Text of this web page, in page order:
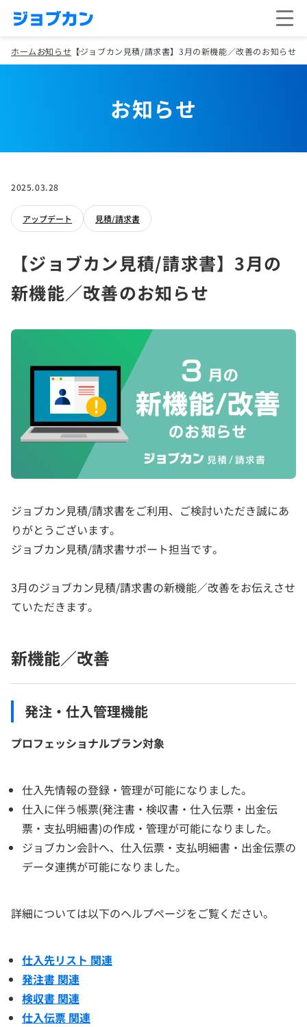
ホームお知らせ 【ジョブカン見積/請求書】3月の新機能／改善のお知らせ
お知らせ
2025.03.28
アップデート 見積/請求書
【ジョブカン見積/請求書】3月の
新機能／改善のお知らせ
ジョブカン見積/請求書をご利用、ご検討いただき誠にあ
りがとうございます。
ジョブカン見積/請求書サポート担当です。
3月のジョブカン見積/請求書の新機能／改善をお伝えさせ
ていただきます。
新機能／改善
発注・仕入管理機能
プロフェッショナルプラン対象
仕入先情報の登録・管理が可能になりました。
仕入に伴う帳票(発注書・検収書・仕入伝票・出金伝
票・支払明細書)の作成・管理が可能になりました。
ジョブカン会計へ、仕入伝票・支払明細書・出金伝票の
データ連携が可能になりました。
詳細については以下のヘルプページをご覧ください。
仕入先リスト 関連
発注書 関連
検収書 関連
仕入伝票 関連